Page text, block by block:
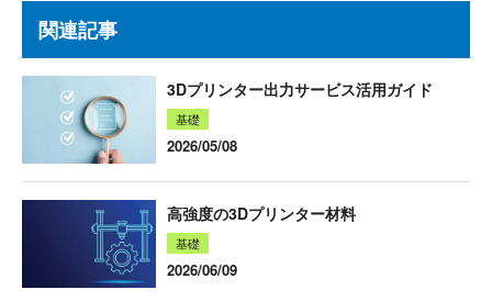
関連記事
3Dプリンター出力サービス活用ガイド
基礎
2026/05/08
高強度の3Dプリンター材料
基礎
2026/06/09